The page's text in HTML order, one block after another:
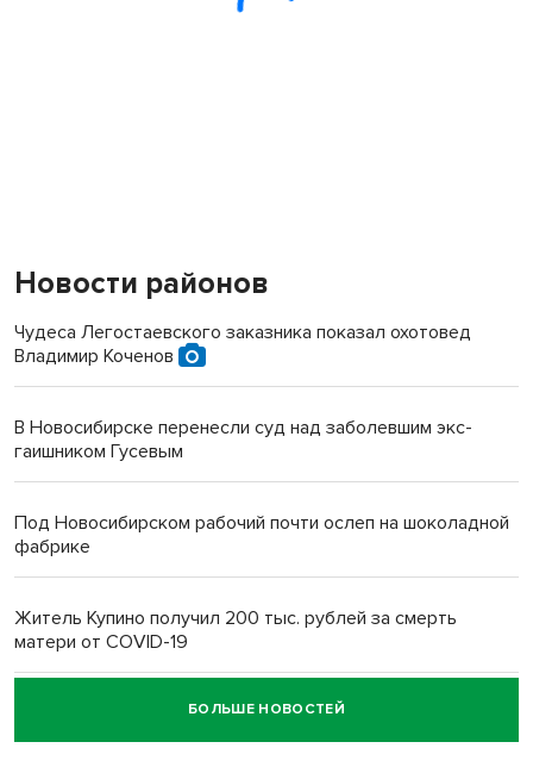
Новости районов
Чудеса Легостаевского заказника показал охотовед
Владимир Коченов
В Новосибирске перенесли суд над заболевшим экс-
гаишником Гусевым
Под Новосибирском рабочий почти ослеп на шоколадной
фабрике
Житель Купино получил 200 тыс. рублей за смерть
матери от COVID-19
Новосибирский суд наказал водителя за смерть
пенсионерки на вокзале
БОЛЬШЕ НОВОСТЕЙ